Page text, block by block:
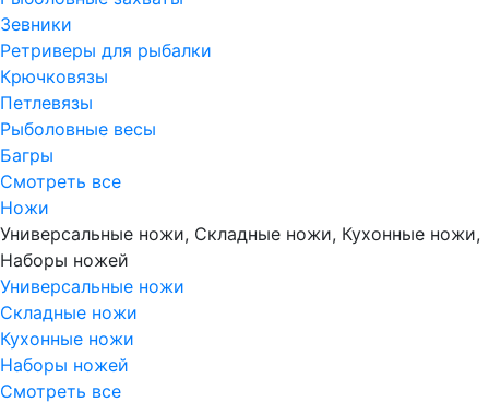
Зевники
Ретриверы для рыбалки
Крючковязы
Петлевязы
Рыболовные весы
Багры
Смотреть все
Ножи
Универсальные ножи, Складные ножи, Кухонные ножи,
Наборы ножей
Универсальные ножи
Складные ножи
Кухонные ножи
Наборы ножей
Смотреть все